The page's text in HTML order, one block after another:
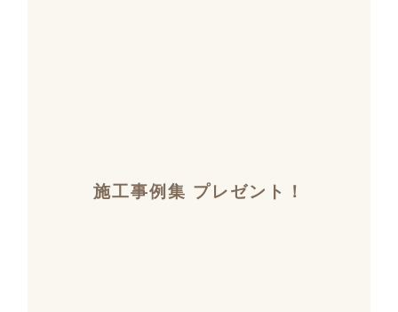
施工事例集 プレゼント！